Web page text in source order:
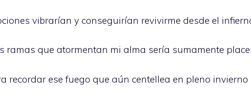
vibrarían y conseguirían revivirme desde el
ramas que atormentan mi alma sería sumamente
recordar ese fuego que aún centellea en pleno invierno